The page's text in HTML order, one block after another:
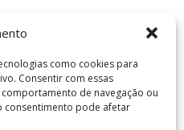
como cookies para
Consentir com essas
de navegação ou
consentimento pode afetar